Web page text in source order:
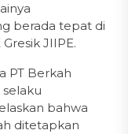
berada tepat di
JIIPE.
PT Berkah
selaku
bahwa
ditetapkan